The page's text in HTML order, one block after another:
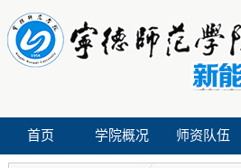
首页 学院概况 师资队伍